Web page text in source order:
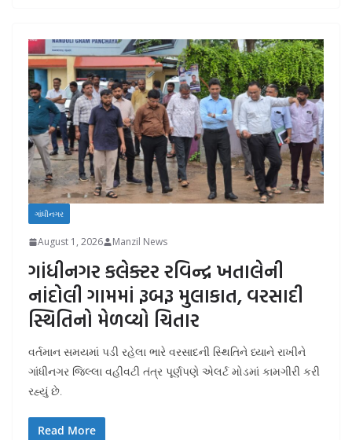
ગાંધીનગર
August 1, 2026 Manzil News
ગાંધીનગર કલેક્ટર રવિન્દ્ર ખતાલેની
નાંદોલી ગામમાં રૂબરૂ મુલાકાત, વરસાદી
સ્થિતિનો મેળવ્યો ચિતાર
વર્તમાન સમયમાં પડી રહેલા ભારે વરસાદની સ્થિતિને ધ્યાને રાખીને
ગાંધીનગર જિલ્લા વહીવટી તંત્ર પૂર્ણપણે એલર્ટ મોડમાં કામગીરી કરી
રહ્યું છે.
Read More